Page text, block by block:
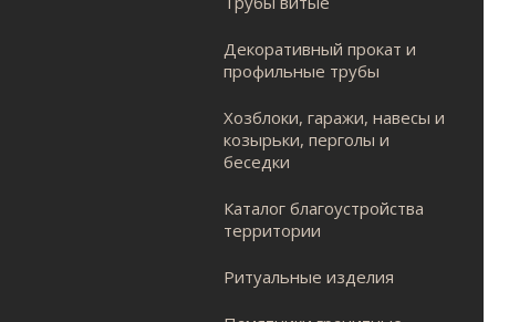
Декоративный прокат и
профильные трубы
Хозблоки, гаражи, навесы и
козырьки, перголы и
беседки
Каталог благоустройства
территории
Ритуальные изделия